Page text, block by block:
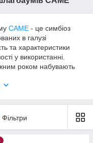
CAME - це симбіоз
в галузі
та характеристики
у використанні.
роком набувають
Фільтри